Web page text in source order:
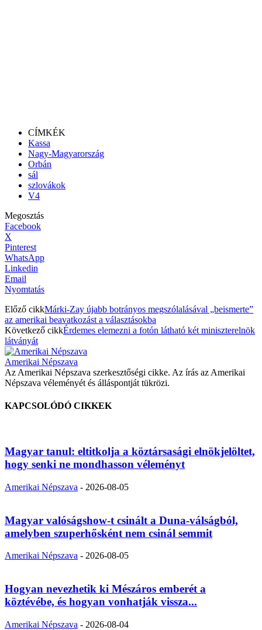
CÍMKÉK
Kassa
Nagy-Magyarország
Orbán
sál
szlovákok
V4
Megosztás
Facebook
X
Pinterest
WhatsApp
Linkedin
Email
Nyomtatás
Előző cikkMárki-Zay újabb botrányos megszólalásával „beismerte”
az amerikai beavatkozást a választásokba
Következő cikkÉrdemes elemezni a fotón látható két miniszterelnök
látványát
Amerikai Népszava
Az Amerikai Népszava szerkesztőségi cikke. Az írás az Amerikai
Népszava véleményét és álláspontját tükrözi.
KAPCSOLÓDÓ CIKKEK
Magyar tanul: eltitkolja a köztársasági elnökjelöltet,
hogy senki ne mondhasson véleményt
Amerikai Népszava - 2026-08-05
Magyar valóságshow-t csinált a Duna-válságból,
amelyben szuperhősként nem csinál semmit
Amerikai Népszava - 2026-08-05
Hogyan nevezhetik ki Mészáros emberét a
köztévébe, és hogyan vonhatják vissza...
Amerikai Népszava - 2026-08-04